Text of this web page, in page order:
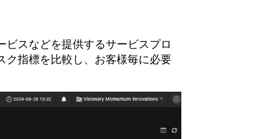
スなどを提供するサービスプロ
ク指標を比較し、お客様毎に必要